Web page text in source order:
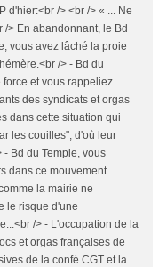
d'hier:<br /> <br /> « ... Ne
> En abandonnant, le Bd
vous avez lâché la proie
/> - Bd du
et vous rappeliez
des syndicats et orgas
dans cette situation qui
les couilles", d'où leur
Bd du Temple, vous
dans ce mouvement
la mairie ne
le risque d'une
/> - L'occupation de la
et orgas françaises de
de la confé CGT et la